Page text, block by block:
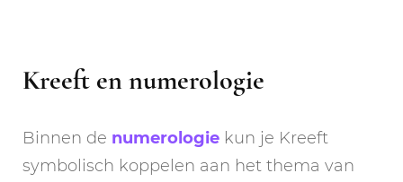
Kreeft en numerologie
Binnen de numerologie kun je Kreeft
symbolisch koppelen aan het thema van